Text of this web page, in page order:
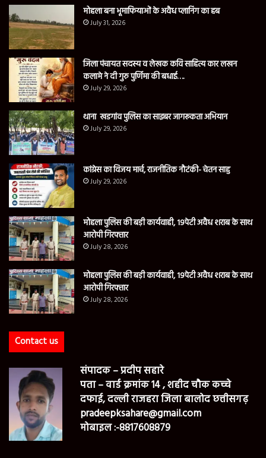
मोहला बना भूमाफियाओं के अवैध प्लानिंग का हब
July 31, 2026
जिला पंचायत सदस्य व लेखक कवि साहित्य कार लखन
कलामे ने दी गुरु पुर्णिमा की बधाई….
July 29, 2026
थाना खडगांव पुलिस का साइबर जागरूकता अभियान
July 29, 2026
कांग्रेस का विजय मार्च, राजनीतिक नौटंकी- चेतन साहु
July 29, 2026
मोहला पुलिस की बड़ी कार्यवाही, 19पेटी अवैध शराब के साथ
आरोपी गिरफ्तार
July 28, 2026
मोहला पुलिस की बड़ी कार्यवाही, 19पेटी अवैध शराब के साथ
आरोपी गिरफ्तार
July 28, 2026
Contact us
संपादक – प्रदीप सहारे
पता – वार्ड क्रमांक 14 , शहीद चौक कच्चे
दफाई, दल्ली राजहरा जिला बालोद छत्तीसगढ़
pradeepksahare@gmail.com
मोबाइल :-8817608879